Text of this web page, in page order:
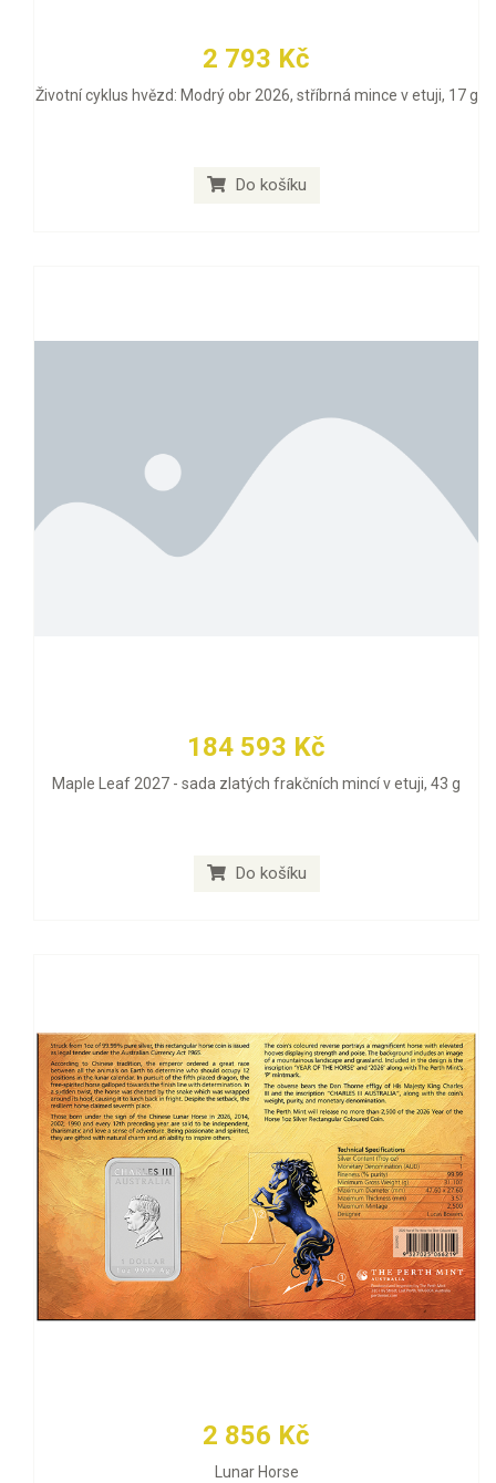
2 793 Kč
Životní cyklus hvězd: Modrý obr 2026, stříbrná mince v etuji, 17 g
Do košíku
184 593 Kč
Maple Leaf 2027 - sada zlatých frakčních mincí v etuji, 43 g
Do košíku
2 856 Kč
Lunar Horse